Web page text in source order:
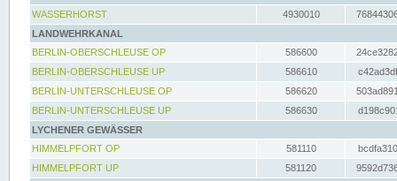
WASSERHORST
4930010
LANDWEHRKANAL
BERLIN-OBERSCHLEUSE OP
586600
BERLIN-OBERSCHLEUSE UP
586610
BERLIN-UNTERSCHLEUSE OP
586620
BERLIN-UNTERSCHLEUSE UP
586630
LYCHENER GEWÄSSER
HIMMELPFORT OP
581110
HIMMELPFORT UP
581120